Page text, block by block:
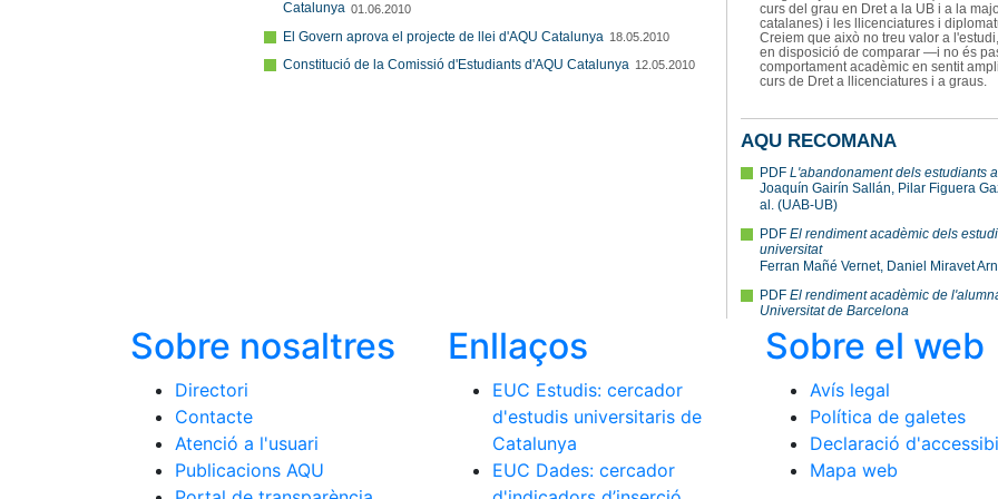
Sobre nosaltres
Directori
Contacte
Atenció a l'usuari
Publicacions AQU
Enllaços
EUC Estudis: cercador
d'estudis universitaris de
Catalunya
EUC Dades: cercador
Sobre el web
Avís legal
Política de galetes
Declaració
Mapa web